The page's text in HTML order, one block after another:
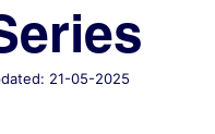
21-05-2025